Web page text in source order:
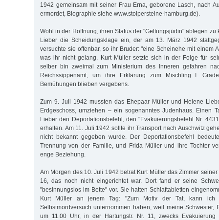
1942 gemeinsam mit seiner Frau Erna, geborene Lasch, nach
ermordet, Biographie siehe www.stolpersteine-hamburg.de).
Wohl in der Hoffnung, ihren Status der "Geltungsjüdin" ablegen zu
Lieber die Scheidungsklage ein, der am 13. März 1942
versuchte sie offenbar, so ihr Bruder: "eine Scheinehe mit einem
was ihr nicht gelang. Kurt Müller setzte sich in der Folge für
selber bin zweimal zum Ministerium des Inneren gefahren
Reichssippenamt, um ihre Erklärung zum Mischling I.
Bemühungen blieben vergebens.
Zum 9. Juli 1942 mussten das Ehepaar Müller und Helene
Erdgeschoss, umziehen – ein sogenanntes Judenhaus. Einen
Lieber den Deportationsbefehl, den "Evakuierungsbefehl Nr.
erhalten. Am 11. Juli 1942 sollte ihr Transport nach Auschwitz
nicht bekannt gegeben wurde. Der Deportationsbefehl
Trennung von der Familie, und Frida Müller und ihre Tochter
enge Beziehung.
Am Morgen des 10. Juli 1942 betrat Kurt Müller das Zimmer
16, das noch nicht eingerichtet war. Dort fand er seine
"besinnungslos im Bette" vor. Sie hatten Schlaftabletten
Kurt Müller an jenem Tag: "Zum Motiv der Tat, kann
Selbstmordversuch unternommen haben, weil meine Schwester,
um 11.00 Uhr, in der Hartungstr. Nr. 11, zwecks Evakuierung